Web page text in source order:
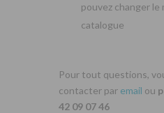
pouvez changer le
catalogue
Pour tout questions,
contacter par email ou
42 09 07 46